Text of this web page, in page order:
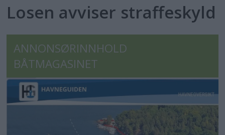
Losen avviser straffeskyld
ANNONSØRINNHOLD
BÅTMAGASINET